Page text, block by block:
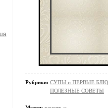
Рубрики: СУПЫ и ПЕРВЫЕ
ПОЛЕЗНЫЕ СОВЕТЫ